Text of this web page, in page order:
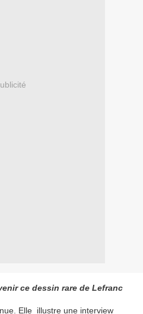
ce dessin rare de Lefranc
Elle illustre une interview